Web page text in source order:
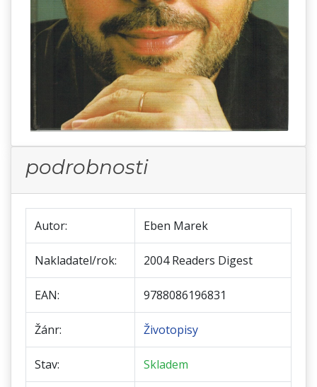
podrobnosti
Autor: Eben Marek
Nakladatel/rok: 2004 Readers Digest
EAN: 9788086196831
Žánr: Životopisy
Stav: Skladem